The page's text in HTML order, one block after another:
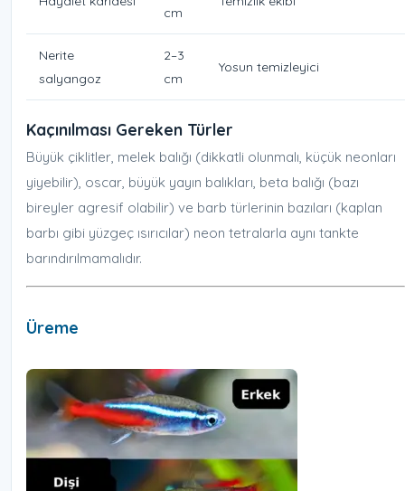
cm
Nerite
salyangoz
2–3
cm
Yosun temizleyici
Kaçınılması Gereken Türler
Büyük çiklitler, melek balığı (dikkatli olunmalı, küçük neonları
yiyebilir), oscar, büyük yayın balıkları, beta balığı (bazı
bireyler agresif olabilir) ve barb türlerinin bazıları (kaplan
barbı gibi yüzgeç ısırıcılar) neon tetralarla aynı tankte
barındırılmamalıdır.
Üreme